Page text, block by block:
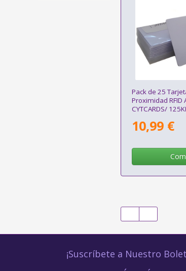
Pack de 25
Proximidad RFID
CYTCARDS/
10,99 €
¡Suscríbete a Nuestro